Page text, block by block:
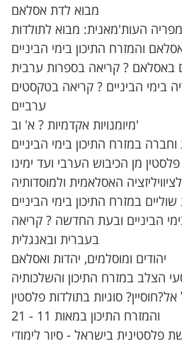
מבוא לדת אסלאם
העות'מאנית: מבוא לתולדות
והמזרח התיכון בימי הביניים
באסלאם ? קריאה בספרות ערבית
בימי הביניים ? קריאה בטקסטים
ערביים
מיומנויות אקדמיות ? א' וב'
במזרח התיכון בימי הביניים
מן הכיבוש הערבי ועד ימינו
האסלאמית ולמוסדותיה
במזרח התיכון בימי הביניים
הביניים ובעת החדשה ? קריאה
בעברית ובאנגלית
יהודים ומוסלמים, יהדות ואסלאם
הצלב במזרח התיכון והשלכותיה
סוגיות בתולדות פלסטין
והמזרח התיכון במאות 11 - 21
פלסטינית בישראל - סיור לימודי